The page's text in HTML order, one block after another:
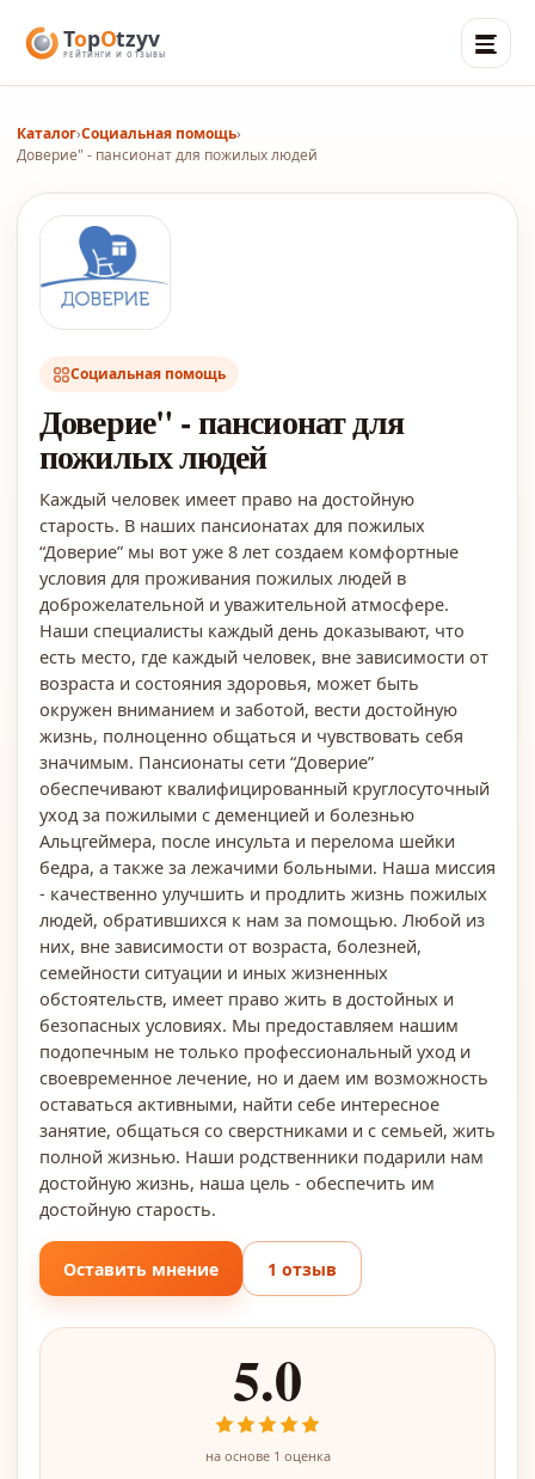
Каталог›Социальная помощь›
Доверие" - пансионат для пожилых людей
Социальная помощь
Доверие" - пансионат для
пожилых людей
Каждый человек имеет право на достойную
старость. В наших пансионатах для пожилых
“Доверие” мы вот уже 8 лет создаем комфортные
условия для проживания пожилых людей в
доброжелательной и уважительной атмосфере.
Наши специалисты каждый день доказывают, что
есть место, где каждый человек, вне зависимости от
возраста и состояния здоровья, может быть
окружен вниманием и заботой, вести достойную
жизнь, полноценно общаться и чувствовать себя
значимым. Пансионаты сети “Доверие”
обеспечивают квалифицированный круглосуточный
уход за пожилыми с деменцией и болезнью
Альцгеймера, после инсульта и перелома шейки
бедра, а также за лежачими больными. Наша миссия
- качественно улучшить и продлить жизнь пожилых
людей, обратившихся к нам за помощью. Любой из
них, вне зависимости от возраста, болезней,
семейности ситуации и иных жизненных
обстоятельств, имеет право жить в достойных и
безопасных условиях. Мы предоставляем нашим
подопечным не только профессиональный уход и
своевременное лечение, но и даем им возможность
оставаться активными, найти себе интересное
занятие, общаться со сверстниками и с семьей, жить
полной жизнью. Наши родственники подарили нам
достойную жизнь, наша цель - обеспечить им
достойную старость.
Оставить мнение 1 отзыв
5.0
на основе 1 оценка